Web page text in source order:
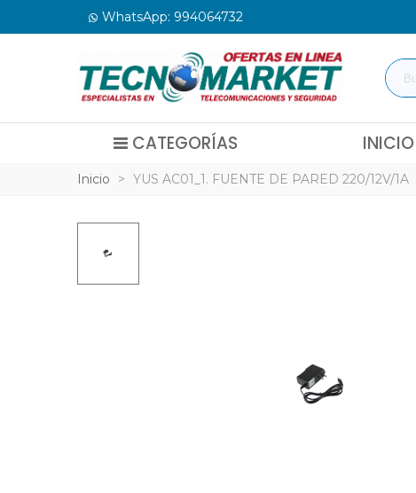
WhatsApp: 994064732
CATEGORÍAS INICIO
Inicio > YUS AC01_1. FUENTE DE PARED 220/12V/1A